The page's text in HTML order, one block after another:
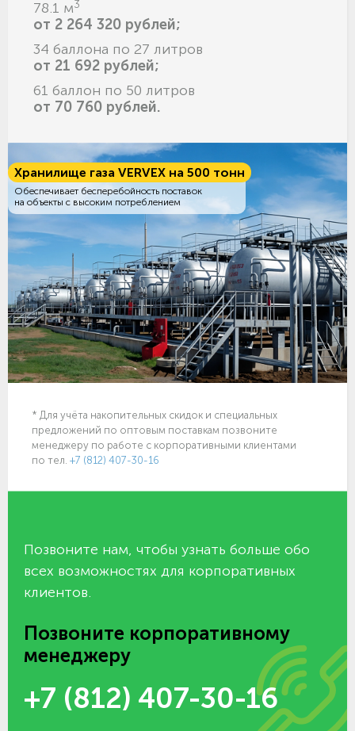
78.1 м3
от 2 264 320 рублей;
34 баллона по 27 литров
от 21 692 рублей;
61 баллон по 50 литров
от 70 760 рублей.
Хранилище газа VERVEX на 500 тонн
Обеспечивает бесперебойность поставок
на объекты с высоким потреблением
* Для учёта накопительных скидок и специальных
предложений по оптовым поставкам позвоните
менеджеру по работе с корпоративными клиентами
по тел. +7 (812) 407-30-16
Позвоните нам, чтобы узнать больше обо
всех возможностях для корпоративных
клиентов.
Позвоните корпоративному
менеджеру
+7 (812) 407-30-16